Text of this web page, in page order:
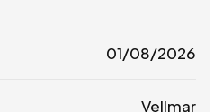
01/08/2026
Vellmar